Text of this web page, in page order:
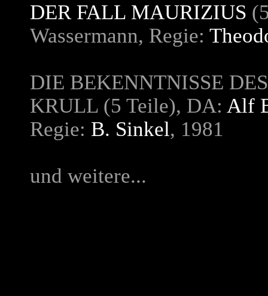
DER FALL MAURIZIUS
Wassermann, Regie:
DIE BEKENNTNISSE
KRULL (5 Teile), DA: Alf
Regie: B. Sinkel, 1981
und weitere...